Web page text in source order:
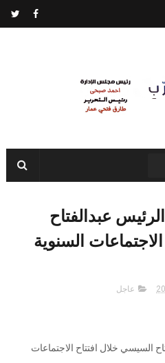
عبدالفتاح
السنوية
عاجل
السيسي خلال افتتاح الاجتماعات